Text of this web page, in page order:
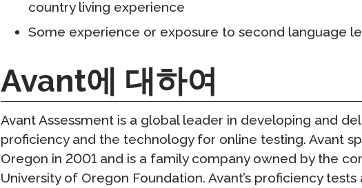
country living experience
Some experience or exposure to second language
Avant에 대하여
Avant Assessment is a global leader in developing and
proficiency and the technology for online testing. Avant
Oregon in 2001 and is a family company owned by the
University of Oregon Foundation. Avant’s proficiency